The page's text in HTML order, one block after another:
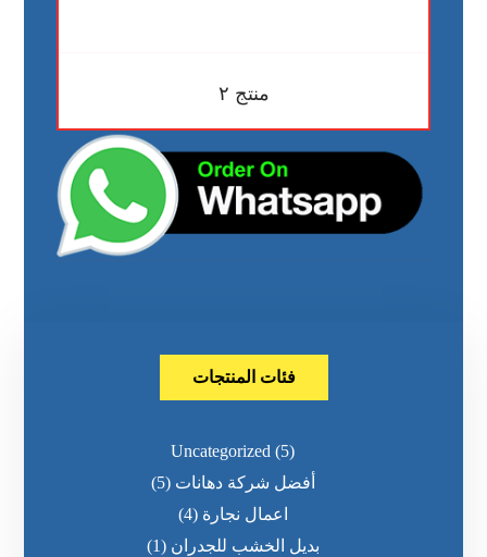
منتج ٢
فئات المنتجات
Uncategorized (5)
أفضل شركة دهانات (5)
اعمال نجارة (4)
بديل الخشب للجدران (1)